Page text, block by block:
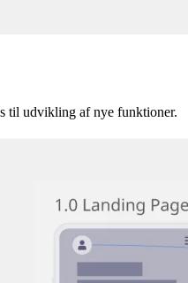
til udvikling af nye funktioner.